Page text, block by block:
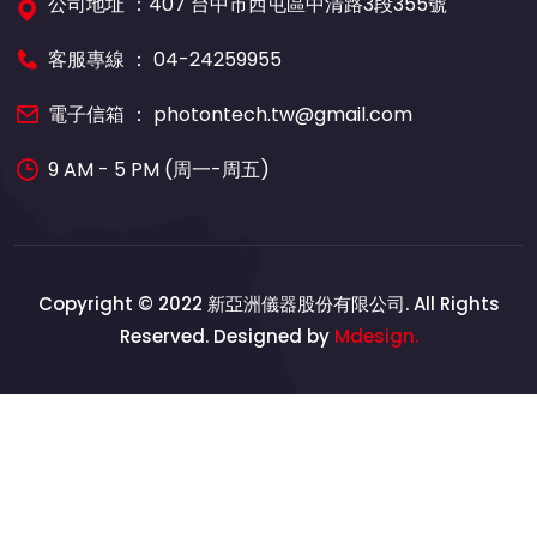
客服專線 ： 04-24259955
電子信箱 ： photontech.tw@gmail.com
9 AM - 5 PM (周一-周五)
Copyright © 2022 新亞洲儀器股份有限公司. All Rights
Reserved. Designed by Mdesign.